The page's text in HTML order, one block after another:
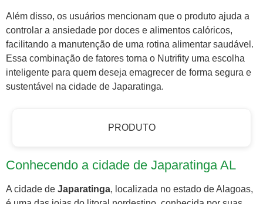
Além disso, os usuários mencionam que o produto ajuda a
controlar a ansiedade por doces e alimentos calóricos,
facilitando a manutenção de uma rotina alimentar saudável.
Essa combinação de fatores torna o Nutrifity uma escolha
inteligente para quem deseja emagrecer de forma segura e
sustentável na cidade de Japaratinga.
PRODUTO
Conhecendo a cidade de Japaratinga AL
A cidade de Japaratinga, localizada no estado de Alagoas,